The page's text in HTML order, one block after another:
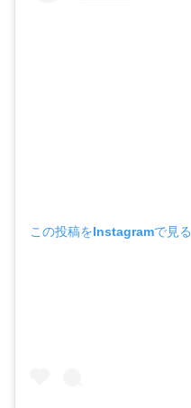
この投稿をInstagramで見る